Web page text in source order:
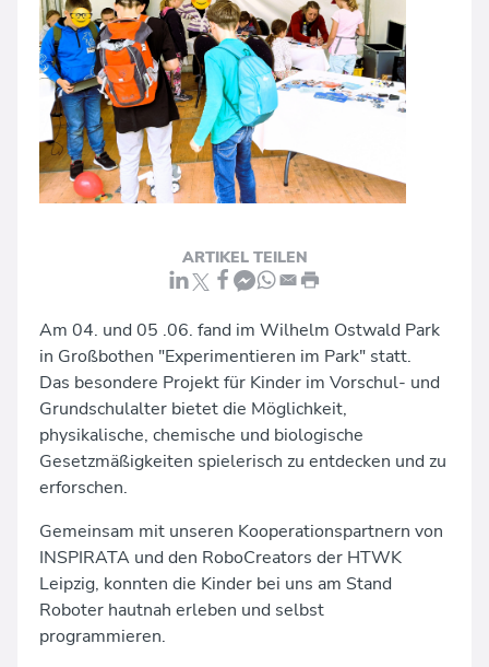
Kindergeburtstage
Angebote für Schulen und andere Institutionen
proTechnicale Sachsen
Fortbildung für Eltern, Pädagog:innen und Betreuer:innen
Teamevents
Unsere Räume & Werkstätten
News
ARTIKEL TEILEN
Am 04. und 05 .06. fand im Wilhelm Ostwald Park
in Großbothen "Experimentieren im Park" statt.
Das besondere Projekt für Kinder im Vorschul- und
Grundschulalter bietet die Möglichkeit,
physikalische, chemische und biologische
Gesetzmäßigkeiten spielerisch zu entdecken und zu
erforschen.
Gemeinsam mit unseren Kooperationspartnern von
INSPIRATA und den RoboCreators der HTWK
Leipzig, konnten die Kinder bei uns am Stand
Roboter hautnah erleben und selbst
programmieren.